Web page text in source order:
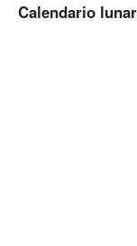
Calendario lunar